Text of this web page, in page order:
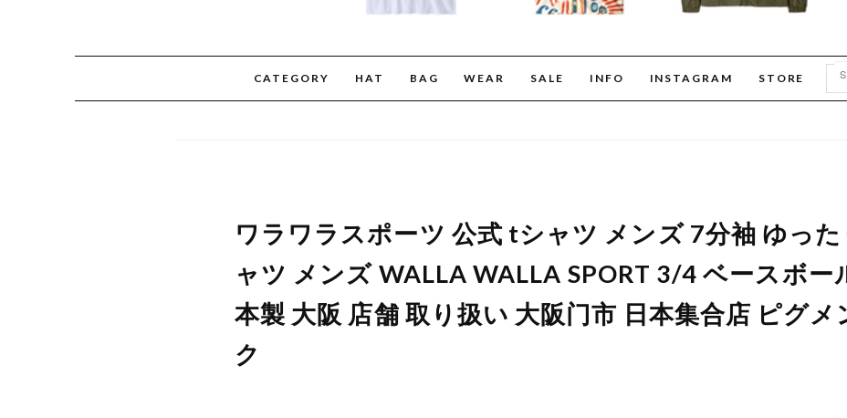
CATEGORY HAT BAG WEAR SALE INFO INSTAGRAM STORE
ワラワラスポーツ 公式 tシャツ メンズ 7分袖 ゆっ
ャツ メンズ WALLA WALLA SPORT 3/4 ベースボー
本製 大阪 店舗 取り扱い 大阪门市 日本集合店 ピグメ
ク